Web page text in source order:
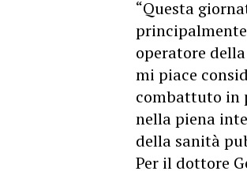
“Questa
operatore
mi piace
combattuto in
nella piena
della sanità
Per il dottore